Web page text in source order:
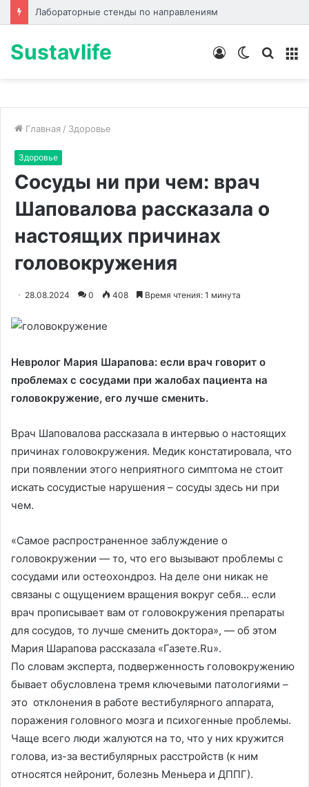
Лабораторные стенды по направлениям
Sustavlife
Switch
Войти
Главная / Здоровье
Здоровье
Сосуды ни при чем: врач
Шаповалова рассказала о
настоящих причинах
головокружения
28.08.2024 0 408 Время чтения: 1 минута
Невролог Мария Шарапова: если врач говорит о
проблемах с сосудами при жалобах пациента на
головокружение, его лучше сменить.
Врач Шаповалова рассказала в интервью о настоящих
причинах головокружения. Медик констатировала, что
при появлении этого неприятного симптома не стоит
искать сосудистые нарушения – сосуды здесь ни при
чем.
«Самое распространенное заблуждение о
головокружении — то, что его вызывают проблемы с
сосудами или остеохондроз. На деле они никак не
связаны с ощущением вращения вокруг себя… если
врач прописывает вам от головокружения препараты
для сосудов, то лучше сменить доктора», — об этом
Мария Шарапова рассказала «Газете.Ru».
По словам эксперта, подверженность головокружению
бывает обусловлена тремя ключевыми патологиями –
это отклонения в работе вестибулярного аппарата,
поражения головного мозга и психогенные проблемы.
Чаще всего люди жалуются на то, что у них кружится
голова, из-за вестибулярных расстройств (к ним
относятся нейронит, болезнь Меньера и ДППГ).